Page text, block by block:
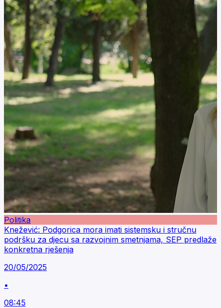
Politika
Knežević: Podgorica mora imati sistemsku i stručnu
podršku za djecu sa razvojnim smetnjama, SEP predlaže
konkretna rješenja
20/05/2025
•
08:45